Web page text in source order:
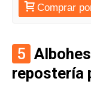
Comprar
5
repostería